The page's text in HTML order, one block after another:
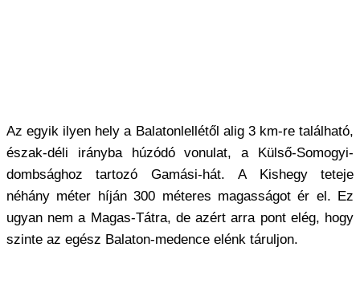
Az egyik ilyen hely a Balatonlellétől alig 3 km-re található,
észak-déli irányba húzódó vonulat, a Külső-Somogyi-
dombsághoz tartozó Gamási-hát. A Kishegy teteje
néhány méter híján 300 méteres magasságot ér el. Ez
ugyan nem a Magas-Tátra, de azért arra pont elég, hogy
szinte az egész Balaton-medence elénk táruljon.